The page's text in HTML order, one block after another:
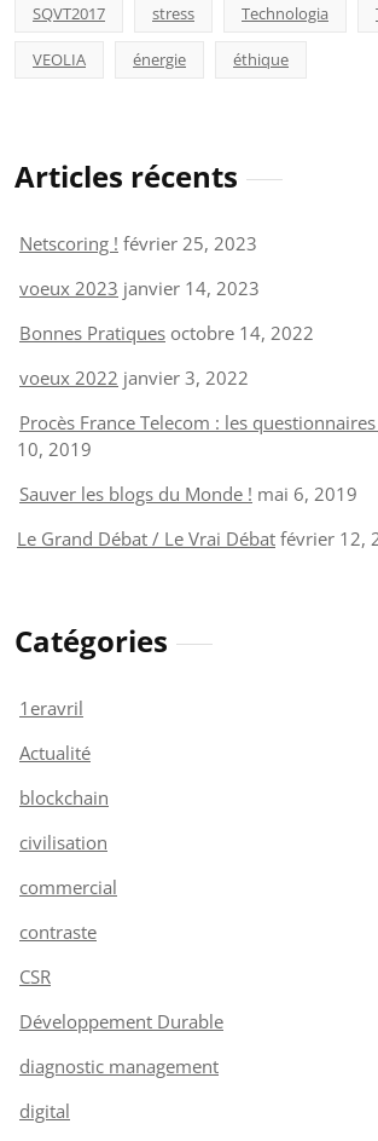
SQVT2017 stress Technologia
VEOLIA énergie éthique
Articles récents
Netscoring ! février 25, 2023
voeux 2023 janvier 14, 2023
Bonnes Pratiques octobre 14, 2022
voeux 2022 janvier 3, 2022
Procès France Telecom : les
10, 2019
Sauver les blogs du Monde ! mai 6, 2019
Le Grand Débat / Le Vrai Débat février 12,
Catégories
1eravril
Actualité
blockchain
civilisation
commercial
contraste
CSR
Développement Durable
diagnostic management
digital